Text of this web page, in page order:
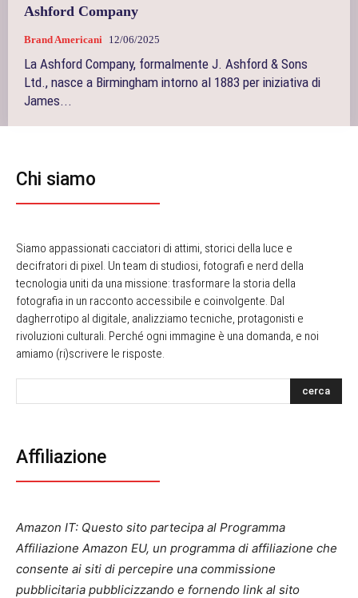
Ashford Company
Brand Americani 12/06/2025
La Ashford Company, formalmente J. Ashford & Sons
Ltd., nasce a Birmingham intorno al 1883 per iniziativa di
James...
Chi siamo
Siamo appassionati cacciatori di attimi, storici della luce e
decifratori di pixel. Un team di studiosi, fotografi e nerd della
tecnologia uniti da una missione: trasformare la storia della
fotografia in un racconto accessibile e coinvolgente. Dal
dagherrotipo al digitale, analizziamo tecniche, protagonisti e
rivoluzioni culturali. Perché ogni immagine è una domanda, e noi
amiamo (ri)scrivere le risposte.
cerca
Affiliazione
Amazon IT: Questo sito partecipa al Programma
Affiliazione Amazon EU, un programma di affiliazione che
consente ai siti di percepire una commissione
pubblicitaria pubblicizzando e fornendo link al sito